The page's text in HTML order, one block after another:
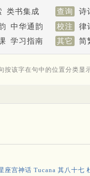
类书集成 查询 诗
中华通韵 校注 律
学习指南 其它 简
按该字在句中的位置分类显
座宫神话 Tucana 其八十七